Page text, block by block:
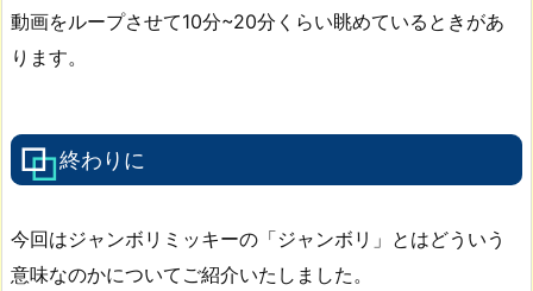
動画をループさせて10分~20分くらい眺めているときがあ
ります。
終わりに
今回はジャンボリミッキーの「ジャンボリ」とはどういう
意味なのかについてご紹介いたしました。